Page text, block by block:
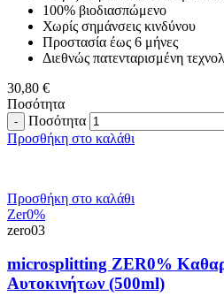
100% βιοδιασπώμενο
Χωρίς σημάνσεις κινδύνου
Προστασία έως 6 μήνες
Διεθνώς πατενταρισμένη
30,80 €
Ποσότητα
Ποσότητα
Προσθήκη στο καλάθι
Προσθήκη στο καλάθι
Zer0%
zero03
microsplitting ΖΕR0%
Αυτοκινήτων (500ml)